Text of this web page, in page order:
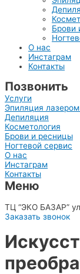
Брови
О нас
Инстаграм
Контакты
Позвонить
Услуги
Эпиляция
Депиляция
Косметология
Брови и ресницы
Ногтевой сервис
О нас
Инстаграм
Контакты
Меню
ТЦ “ЭКО БАЗАР”
Заказать звонок